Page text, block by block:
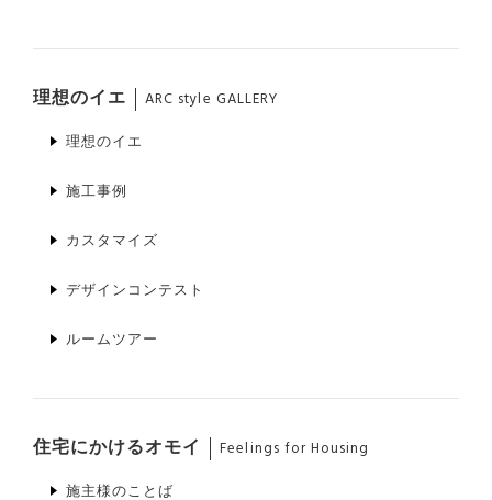
理想のイエ ARC style GALLERY
理想のイエ
施工事例
カスタマイズ
デザインコンテスト
ルームツアー
住宅にかけるオモイ Feelings for Housing
施主様のことば